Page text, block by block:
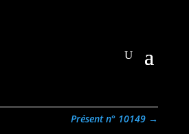
Présent n° 10149 →